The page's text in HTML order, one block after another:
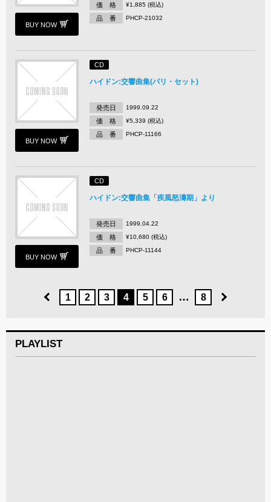
BUY NOW
価 格 ¥1,885 (税込)
品 番 PHCP-21032
BUY NOW
CD
ハイドン:交響曲集(パリ・セット)
発売日 1999.09.22
価 格 ¥5,339 (税込)
品 番 PHCP-11166
BUY NOW
CD
ハイドン:交響曲集「疾風怒濤期」より
発売日 1999.04.22
価 格 ¥10,680 (税込)
品 番 PHCP-11144
1 2 3 4 5 6 … 8
PLAYLIST